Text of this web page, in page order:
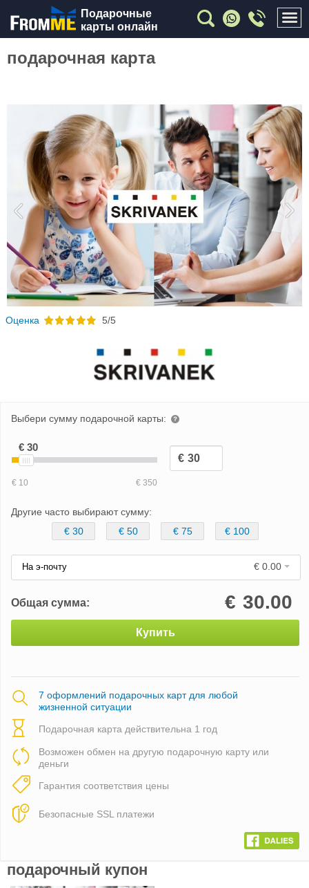
Подарочные
карты онлайн
подарочная карта
Previous
Oценка 5/5
Выбери сумму подарочной карты:
Другие часто выбирают сумму:
€ 30
€ 50 € 75 € 100
На э-почту € 0.00
Общая сумма: 30.00
€
Купить
7 оформлений подарочных карт для любой
жизненной ситуации
Подарочная карта действительна 1 год
Возможен обмен на другую подарочную карту или
деньги
Гарантия соответствия цены
Безопасные SSL платежи
подарочный купон